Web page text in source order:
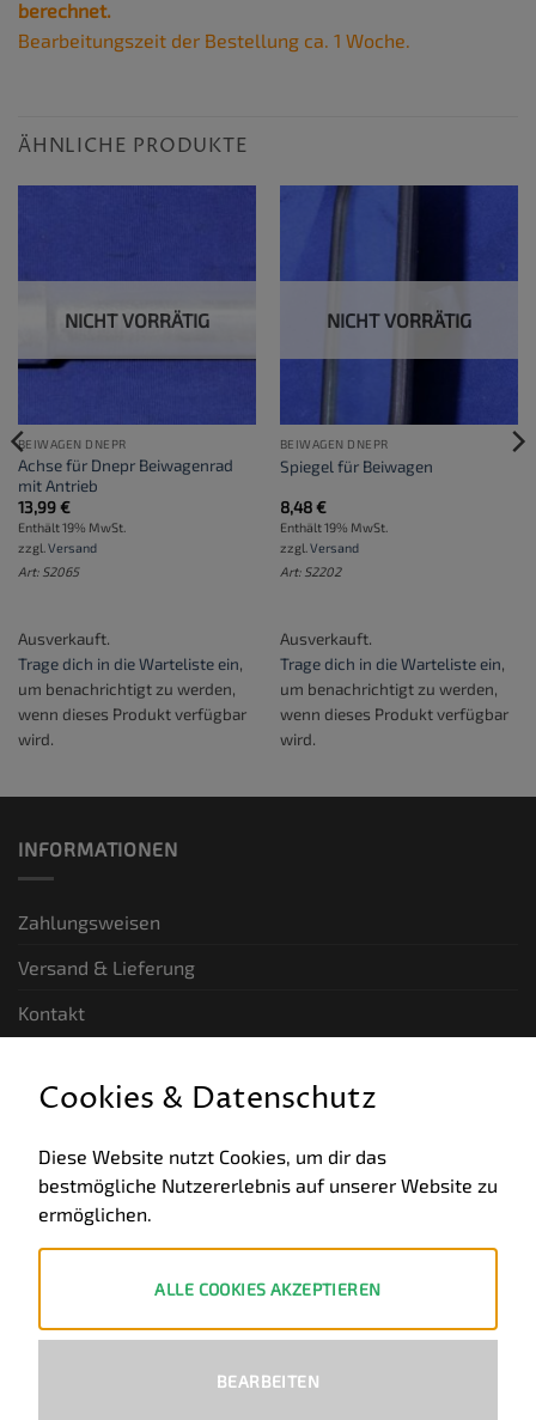
berechnet.
Bearbeitungszeit der Bestellung ca. 1 Woche.
ÄHNLICHE PRODUKTE
NICHT VORRÄTIG
BEIWAGEN DNEPR
Achse für Dnepr Beiwagenrad
mit Antrieb
13,99€
Enthält 19% MwSt.
zzgl. Versand
Art: S2065
Ausverkauft.
Trage dich in die Warteliste ein,
um benachrichtigt zu werden,
wenn dieses Produkt verfügbar
wird.
NICHT VORRÄTIG
BEIWAGEN DNEPR
Spiegel für Beiwagen
8,48€
Enthält 19% MwSt.
zzgl. Versand
Art: S2202
Ausverkauft.
Trage dich in die Warteliste ein,
um benachrichtigt zu werden,
wenn dieses Produkt verfügbar
wird.
INFORMATIONEN
Zahlungsweisen
Versand & Lieferung
Kontakt
Allgemeine Geschäftsbedingungen
Datenschutz
Cookies & Datenschutz
Diese Website nutzt Cookies, um dir das
bestmögliche Nutzererlebnis auf unserer Website zu
ermöglichen.
ALLE COOKIES AKZEPTIEREN
BEARBEITEN